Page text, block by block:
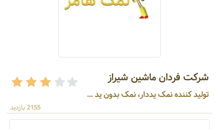
شرکت فردان ماشین شیراز
تولید کننده نمک یددار، نمک بدون ید ...
2155 بازدید